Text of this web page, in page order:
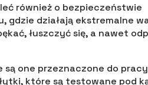
również o bezpieczeństwie
gdzie działają ekstremalne
łuszczyć się, a nawet
są one przeznaczone do
które są testowane pod